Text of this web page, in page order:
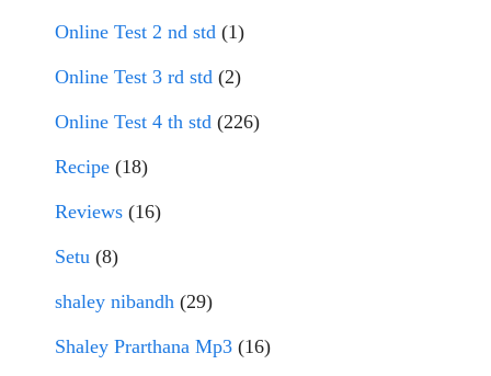
Online Test 2 nd std (1)
Online Test 3 rd std (2)
Online Test 4 th std (226)
Recipe (18)
Reviews (16)
Setu (8)
shaley nibandh (29)
Shaley Prarthana Mp3 (16)